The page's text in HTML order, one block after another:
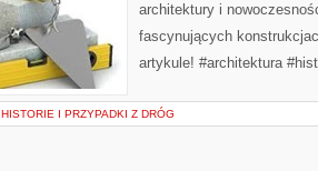
architektury i
fascynujących
artykule! #architektura
HISTORIE I PRZYPADKI Z DRÓG